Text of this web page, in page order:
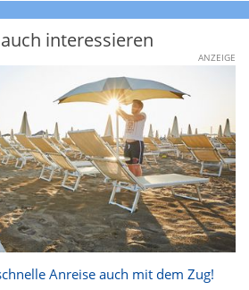
interessieren
ANZEIGE
Anreise auch mit dem Zug!